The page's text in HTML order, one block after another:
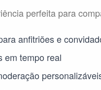
perfeita para
anfitriões e
em tempo real